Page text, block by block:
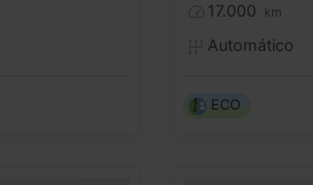
17.000 km
Automático
ECO